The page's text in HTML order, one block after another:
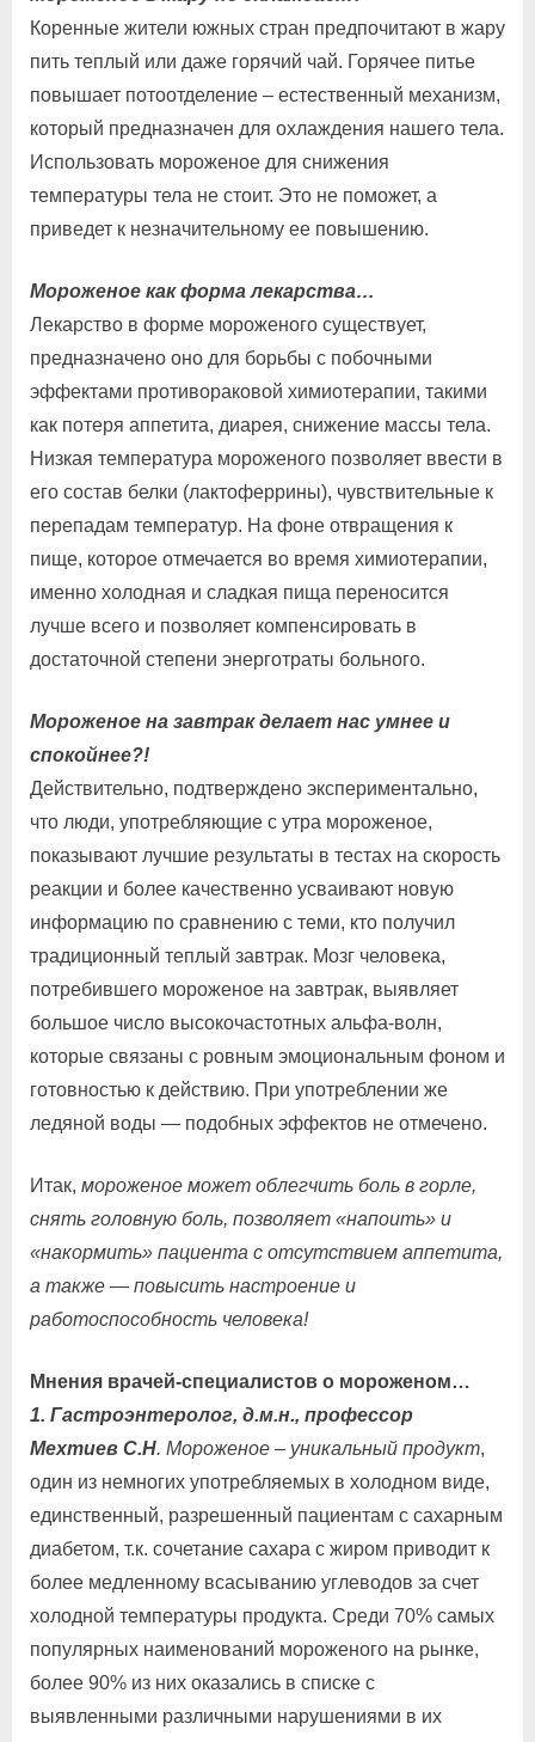
Коренные жители южных стран предпочитают в жару
пить теплый или даже горячий чай. Горячее питье
повышает потоотделение – естественный механизм,
который предназначен для охлаждения нашего тела.
Использовать мороженое для снижения
температуры тела не стоит. Это не поможет, а
приведет к незначительному ее повышению.
Мороженое как форма лекарства…
Лекарство в форме мороженого существует,
предназначено оно для борьбы с побочными
эффектами противораковой химиотерапии, такими
как потеря аппетита, диарея, снижение массы тела.
Низкая температура мороженого позволяет ввести в
его состав белки (лактоферрины), чувствительные к
перепадам температур. На фоне отвращения к
пище, которое отмечается во время химиотерапии,
именно холодная и сладкая пища переносится
лучше всего и позволяет компенсировать в
достаточной степени энерготраты больного.
Мороженое на завтрак делает нас умнее и
спокойнее?!
Действительно, подтверждено экспериментально,
что люди, употребляющие с утра мороженое,
показывают лучшие результаты в тестах на скорость
реакции и более качественно усваивают новую
информацию по сравнению с теми, кто получил
традиционный теплый завтрак. Мозг человека,
потребившего мороженое на завтрак, выявляет
большое число высокочастотных альфа-волн,
которые связаны с ровным эмоциональным фоном и
готовностью к действию. При употреблении же
ледяной воды — подобных эффектов не отмечено.
Итак, мороженое может облегчить боль в горле,
снять головную боль, позволяет «напоить» и
«накормить» пациента с отсутствием аппетита,
а также — повысить настроение и
работоспособность человека!
Мнения врачей-специалистов о мороженом…
1. Гастроэнтеролог, д.м.н., профессор
Мехтиев С.Н. Мороженое – уникальный продукт,
один из немногих употребляемых в холодном виде,
единственный, разрешенный пациентам с сахарным
диабетом, т.к. сочетание сахара с жиром приводит к
более медленному всасыванию углеводов за счет
холодной температуры продукта. Среди 70% самых
популярных наименований мороженого на рынке,
более 90% из них оказались в списке с
выявленными различными нарушениями в их